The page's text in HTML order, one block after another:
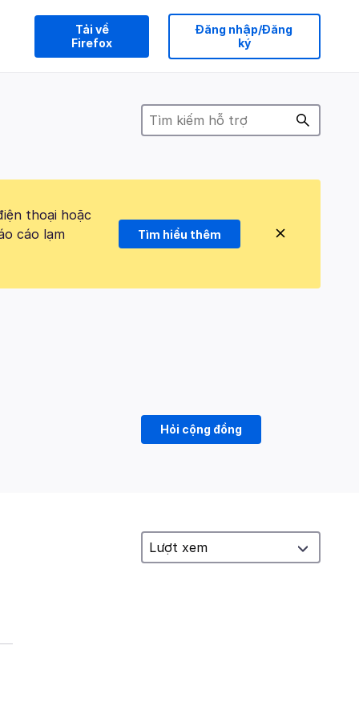
Tải về
Firefox
Đăng nhập/Đăng
ký
thoại hoặc
cáo lạm
Tìm hiểu thêm
Hỏi cộng đồng